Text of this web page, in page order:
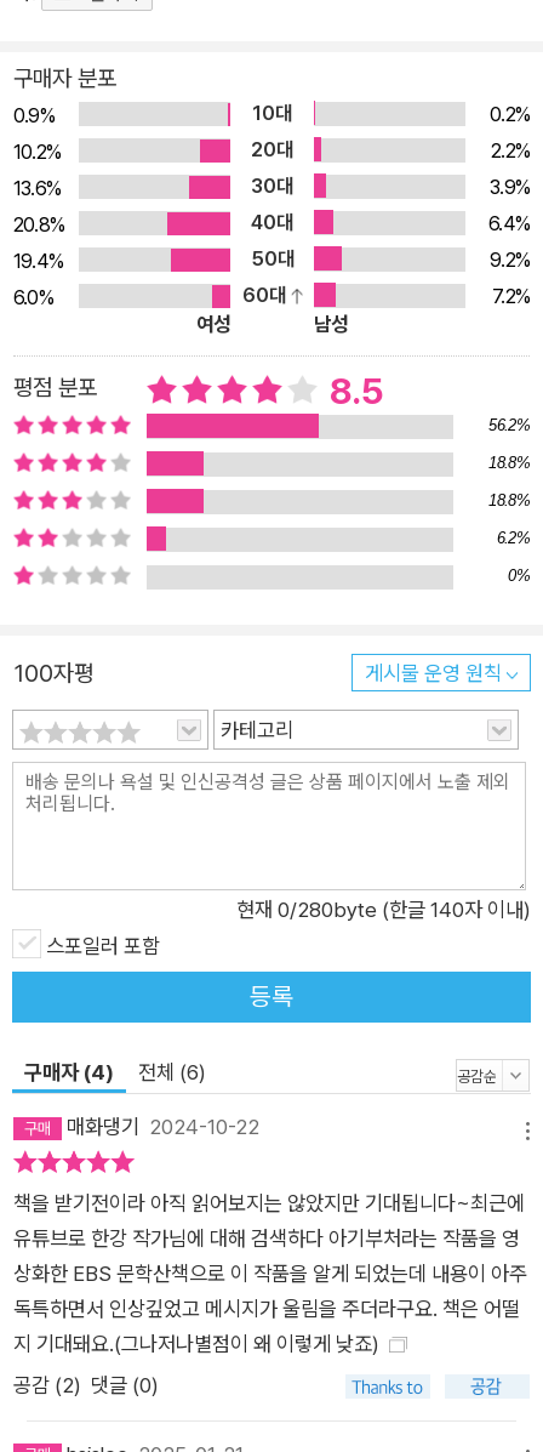
한 편 한 편의 소설들을 썼던 사람은 누구였을까.”(「작가의 말」)
사이사이에 장편 『그대의 차가운 손』 『채식주의자』 『바람이 분
다, 가라』 『희랍어 시간』이 씌어졌다. 단편은 성냥 불꽃 같은 데가
있다. 먼저 불을 당기고, 그게 꺼질 때까지 온 힘으로 지켜본다.
그 순간들이 힘껏 내 등을 앞으로 떠밀어줬다. ―‘작가의 말’(201
2), 『노랑무늬영원』 돌아보아야 궤적을 발견할 수 있다. 소설집
세 권이 출간되는 동안 한강 단편소설에서 변화한 것과 변하지 않
은 것이 있다. 『여수의 사랑』에서 인간과 세상에 대한 갈망을 간
절하게 드러내며, 떠나고, 버리고, 방황하고, 추락하는 고독하고
고립된 존재들은 『내 여자의 열매』에서 그토록 갈망하던 세상과
서로를 서툴게 받아들이려다 어긋나버리고 상처 입는다. 그리고
『노랑무늬영원』에 이르러 재생의 의지와 절망 속에서 생명력은
더 강하게 타오른다. 존엄해진 존재는 여전히 고통스러워하면서
도 마침내 상대를 껴안으려 시도한다. 끝내 돌아가고야 말 어딘가
이자, 잎맥을 밀어 올리는 이파리, 회복기에 피어난 꽃, ‘점을 잇
는’ 작업 동안 오롯이 담아내고자 했던 자연스러운 변화와 흐름은
함없는 것은 한강의 치열한 물음이 아닐까. ‘살고 싶다, 살아야겠
다, 어떻게 살아야 하는가’라는 질문을 놓지 않으며, 인간이라는
존재, 삶과 죽음, 이 세상에 대해서 스물한 편의 소설 내내 묻지만
필연적으로 답에 도달할 수 없다. 그러나 파르스름한 불꽃 같은
그 물음 자체가, 물음에서 파생되는 고독의 열기와 세심한 슬픔이
꾸었고 몇몇 표현들을 손보았지만 두어야 할 것은 그대로 두었다.
앞서 “누구”를 묻던 『내 여자의 열매』 속 작가 자신의 물음에, 『노
랑무늬영원』의 새로 씌어진 작가의 말을 이어본다. 그 궤적을 함
께 되짚어보길 권한다. 누군가, 스무 해 남짓 홀로 써왔다. 한강은
은 이제 다시 돌아올 수 없고, 이 모든 문장들을 적어가고 있었던
껴져선 안 된다고 생각한다. 이것은 결코 작별의 말이 아니어야
하고, 나는 계속 쓰면서 살아가고 싶은 사람이니까. ―‘작가의
말’(2018), 『노랑무늬영원』 지극히 단순하고 말갛게, 직관적으로
다다른 어떤 자리에 불현듯 찾아드는 청량한 삶의 감각 『내 여자
의 열매』 첫 소설집 이후 5년 만에 출간한 두번째 소설집. 〈채식
주의자〉 연작의 씨앗이 된 「내 여자의 열매」 등을 포함한 단편 여
덟 편의 배치를 바꾸고 표현과 문장을 다듬어 새롭게 선보인다.
『내 여자의 열매』에서 인간은 작은 박새처럼 쉽게 파괴될 수 있는
연약한 존재인 동시에, 분열되고 찢긴 삶에 숨을 불어 넣어 다시
구매자 분포
0.9% 10대
0.2%
10.2%
20대
2.2%
13.6%
30대
3.9%
20.8%
40대
6.4%
19.4%
50대
9.2%
6.0%
60대
7.2%
여성
남성
평점 분포 8.5
56.2%
18.8%
18.8%
6.2%
0%
100자평 게시물 운영 원칙
카테고리
현재 0/280byte (한글 140자 이내)
스포일러 포함
등록
구매자 (4) 전체 (6)
매화댕기 2024-10-22
책을 받기전이라 아직 읽어보지는 않았지만 기대됩니다~최근에
유튜브로 한강 작가님에 대해 검색하다 아기부처라는 작품을 영
상화한 EBS 문학산책으로 이 작품을 알게 되었는데 내용이 아주
독특하면서 인상깊었고 메시지가 울림을 주더라구요. 책은 어떨
지 기대돼요.(그나저나별점이 왜 이렇게 낮죠)
공감 (2) 댓글 (0)